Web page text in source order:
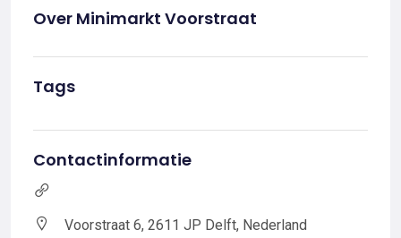
Over Minimarkt Voorstraat
Tags
Contactinformatie
Voorstraat 6, 2611 JP Delft, Nederland